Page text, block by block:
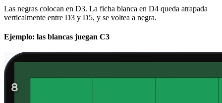
Las negras colocan en D3. La ficha blanca en D4 queda atrapada
verticalmente entre D3 y D5, y se voltea a negra.
Ejemplo: las blancas juegan C3